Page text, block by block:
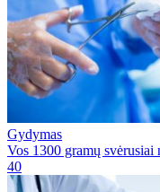
Gydymas
Vos 1300 gramų
40